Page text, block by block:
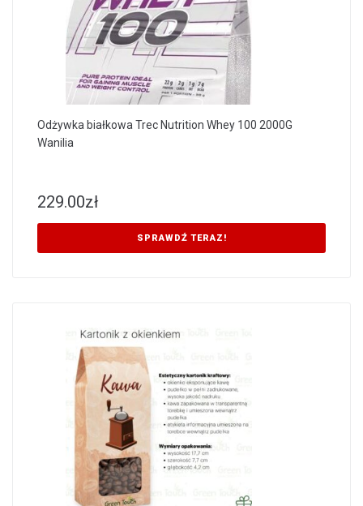
Odżywka białkowa Trec Nutrition Whey 100 2000G
Wanilia
229.00zł
SPRAWDŹ TERAZ!